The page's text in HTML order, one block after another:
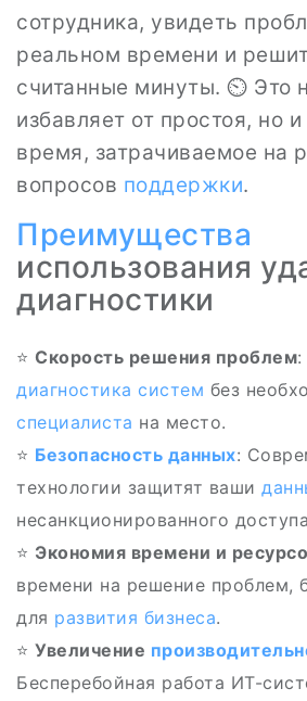
сотрудника, увидеть
реальном времени и
считанные минуты. ⏲️ Это
избавляет от простоя, но
время, затрачиваемое на
вопросов поддержки.
Преимущества
использования
диагностики
⭐ Скорость решения проблем
диагностика систем без
специалиста на место.
⭐ Безопасность данных:
технологии защитят ваши
несанкционированного
⭐ Экономия времени и
времени на решение проблем,
для развития бизнеса.
⭐ Увеличение
Бесперебойная работа ИТ-